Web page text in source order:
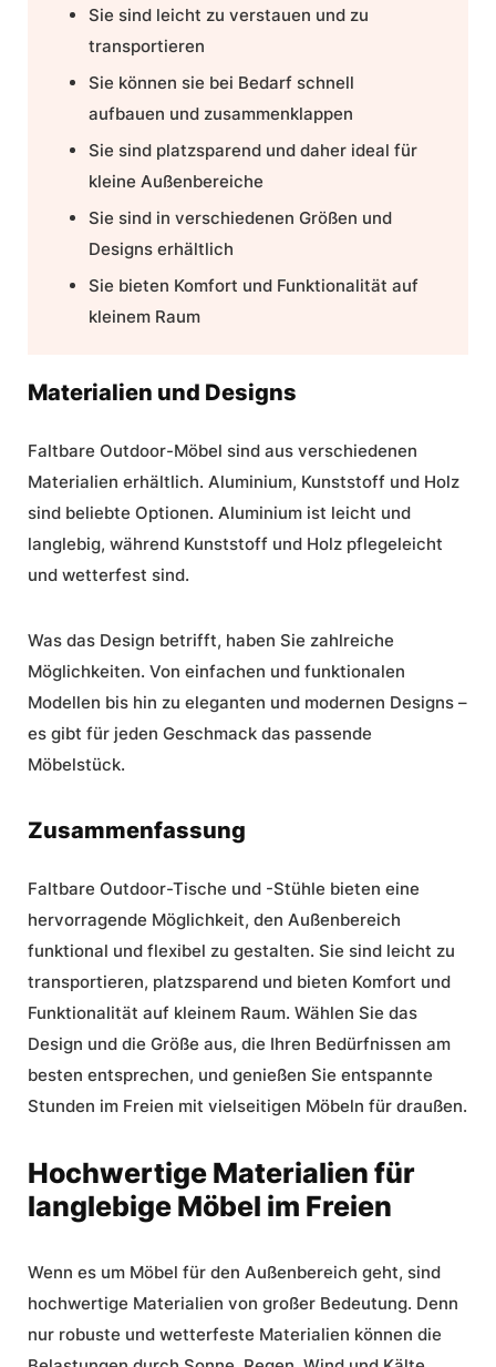
Sie sind leicht zu verstauen und zu
transportieren
Sie können sie bei Bedarf schnell
aufbauen und zusammenklappen
Sie sind platzsparend und daher ideal für
kleine Außenbereiche
Sie sind in verschiedenen Größen und
Designs erhältlich
Sie bieten Komfort und Funktionalität auf
kleinem Raum
Materialien und Designs
Faltbare Outdoor-Möbel sind aus verschiedenen
Materialien erhältlich. Aluminium, Kunststoff und Holz
sind beliebte Optionen. Aluminium ist leicht und
langlebig, während Kunststoff und Holz pflegeleicht
und wetterfest sind.
Was das Design betrifft, haben Sie zahlreiche
Möglichkeiten. Von einfachen und funktionalen
Modellen bis hin zu eleganten und modernen Designs –
es gibt für jeden Geschmack das passende
Möbelstück.
Zusammenfassung
Faltbare Outdoor-Tische und -Stühle bieten eine
hervorragende Möglichkeit, den Außenbereich
funktional und flexibel zu gestalten. Sie sind leicht zu
transportieren, platzsparend und bieten Komfort und
Funktionalität auf kleinem Raum. Wählen Sie das
Design und die Größe aus, die Ihren Bedürfnissen am
besten entsprechen, und genießen Sie entspannte
Stunden im Freien mit vielseitigen Möbeln für draußen.
Hochwertige Materialien für
langlebige Möbel im Freien
Wenn es um Möbel für den Außenbereich geht, sind
hochwertige Materialien von großer Bedeutung. Denn
nur robuste und wetterfeste Materialien können die